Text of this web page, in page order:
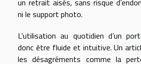
un retrait aisés, sans risque
ni le support photo.
L’utilisation au quotidien d’un
donc être fluide et intuitive. Un
les désagréments comme la